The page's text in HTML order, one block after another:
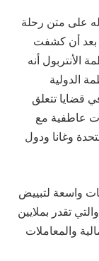
على متن رحلة
بعد أن كشفت
الأنتربول أنه
الدولية
قضايا تتعلق
عاطفية مع
وغانا ودول
واسعة لتبييض
تقدر بملايين
والمعاملات